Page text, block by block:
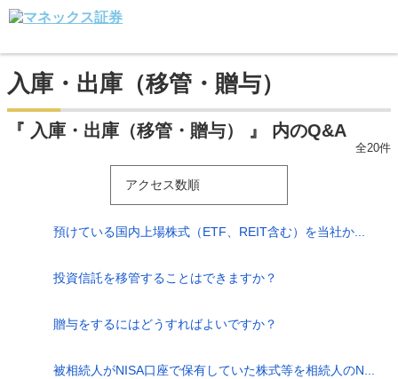
入庫・出庫（移管・贈与）
『 入庫・出庫（移管・贈与） 』 内のQ&A
全20件
アクセス数順
預けている国内上場株式（ETF、REIT含む）を当社か...
投資信託を移管することはできますか？
贈与をするにはどうすればよいですか？
被相続人がNISA口座で保有していた株式等を相続人のN...